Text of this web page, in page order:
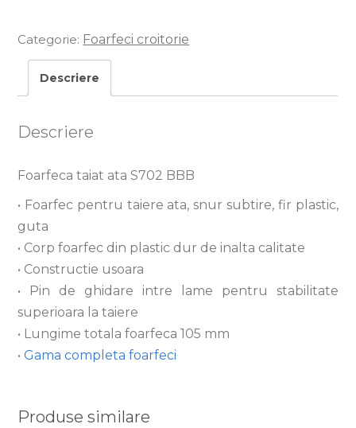
Categorie: Foarfeci croitorie
Descriere
Descriere
Foarfeca taiat ata S702 BBB
• Foarfec pentru taiere ata, snur subtire, fir plastic,
guta
• Corp foarfec din plastic dur de inalta calitate
• Constructie usoara
• Pin de ghidare intre lame pentru stabilitate
superioara la taiere
• Lungime totala foarfeca 105 mm
•Gama completa foarfeci
Produse similare